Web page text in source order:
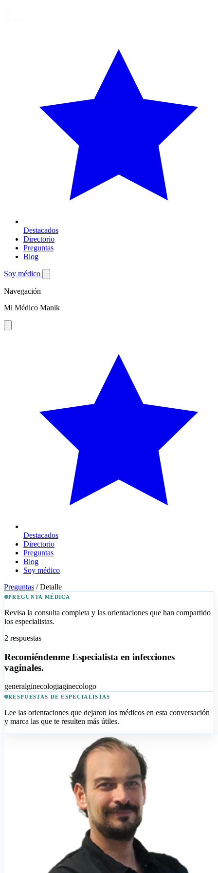
Destacados
Directorio
Preguntas
Blog
Soy médico
Navegación
Mi Médico Manik
Destacados
Directorio
Preguntas
Blog
Soy médico
Preguntas / Detalle
PREGUNTA MÉDICA
Revisa la consulta completa y las orientaciones que han compartido
los especialistas.
2 respuestas
Recomiéndenme Especialista en infecciones
vaginales.
generalginecologiaginecologo
RESPUESTAS DE ESPECIALISTAS
Lee las orientaciones que dejaron los médicos en esta conversación
y marca las que te resulten más útiles.